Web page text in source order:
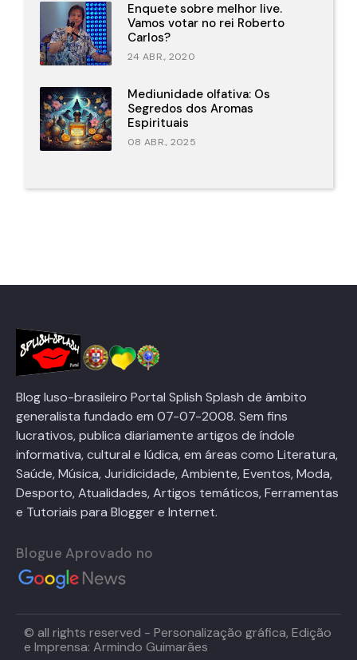
Enquete sobre melhor live.
Vamos votar no rei Roberto
Carlos?
24 ABR., 2020
Mediunidade olfativa: Os
Segredos dos Aromas
Espirituais
08 ABR., 2025
Blog luso-brasileiro Portal Splish Splash de âmbito
generalista fundado em 07-07-2008. Sem fins
lucrativos, publica diariamente artigos de índole
informativa, cultural e lúdica, em áreas como Literatura,
Saúde, Música, Juridicidade, Ambiente, Eventos, Moda,
Desporto, Atualidades, Artigos temáticos, Ferramentas
e Tutoriais para Blogger e Internet.
Blogue Aprovado no
© all rights reserved - Personalização gráfica, Edição
e Imprensa: Armindo Guimarães